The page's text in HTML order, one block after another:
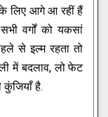
लिए आगे आ रहीं हैं
वर्गों को यकसां
से इल्म रहता तो
में बदलाव, लो फेट
कुंजियाँ है.